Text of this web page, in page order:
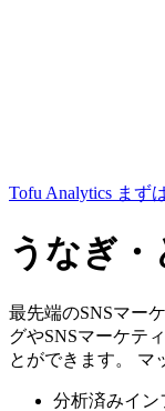
Tofu Analytics まず
うなぎ
最先端のSNSマー
グやSNSマーケテ
とができます。 マ
分析済みイン